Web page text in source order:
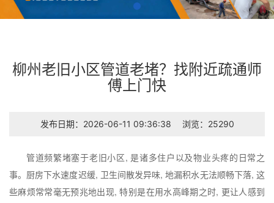
柳州老旧小区管道老堵？找附近疏通师
傅上门快
发布日期：2026-06-11 09:36:38 浏览：25290
管道频繁堵塞于老旧小区, 是诸多住户以及物业头疼的日常之
事。厨房下水速度迟缓, 卫生间散发异味, 地漏积水无法顺畅下落, 这
些麻烦常常毫无预兆地出现, 特别是在用水高峰期之时, 更让人感到